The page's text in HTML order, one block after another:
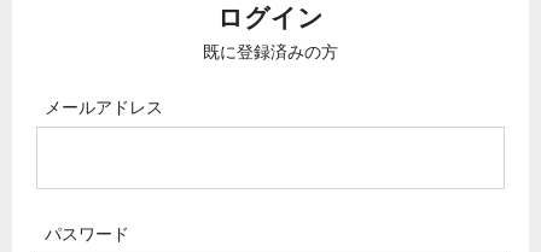
ログイン
既に登録済みの方
メールアドレス
パスワード